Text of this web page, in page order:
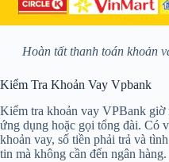
Hoàn tất thanh toán khoản
Kiểm Tra Khoản Vay Vpbank
Kiểm tra khoản vay VPBank giờ
ứng dụng hoặc gọi tổng đài. Có
khoản vay, số tiền phải trả và
tin mà không cần đến ngân hàng.